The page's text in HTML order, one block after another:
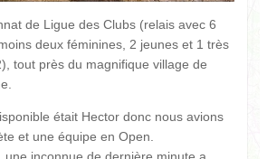
de Ligue des Clubs (relais avec 6
deux féminines, 2 jeunes et 1 très
tout près du magnifique village de
était Hector donc nous avions
et une équipe en Open.